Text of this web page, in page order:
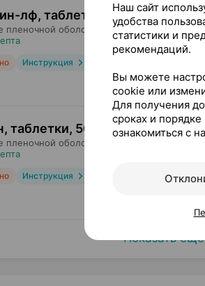
лф, таблетки 600 мг×60
пленочной оболочкой, Лекфарм
, Беларусь
Инструкция
таблетки, 500 мг×60
пленочной оболочкой,
Инструкция
Показать еще
Наш сайт
удобства
статистики и
рекомендаций.
Вы можете
cookie или
Для получения
сроках и
ознакомиться с